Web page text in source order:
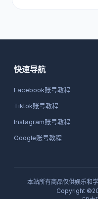
快速导航
Facebook账号教程
Tiktok账号教程
Instagram账号教程
Google账号教程
本站所有商品仅供娱乐和
Copyright